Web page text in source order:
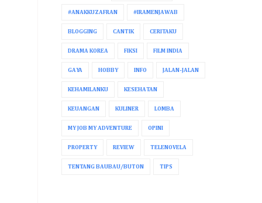
#ANAKKUZAFRAN #IRAMENJAWAB
BLOGGING CANTIK CERITAKU
DRAMA KOREA FIKSI FILM INDIA
GAYA HOBBY INFO JALAN-JALAN
KEHAMILANKU KESEHATAN
KEUANGAN KULINER LOMBA
MY JOB MY ADVENTURE OPINI
PROPERTY REVIEW TELENOVELA
TENTANG BAUBAU/BUTON TIPS